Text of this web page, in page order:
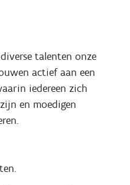
talenten onze
actief aan een
iedereen zich
en moedigen